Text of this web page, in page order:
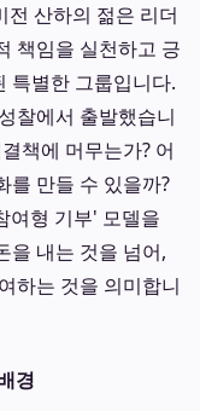
산하의 젊은 리더
책임을 실천하고 긍
특별한 그룹입니다.
찰에서 출발했습니
책에 머무는가? 어
를 만들 수 있을까?
여형 기부' 모델을
을 내는 것을 넘어,
하는 것을 의미합니
경